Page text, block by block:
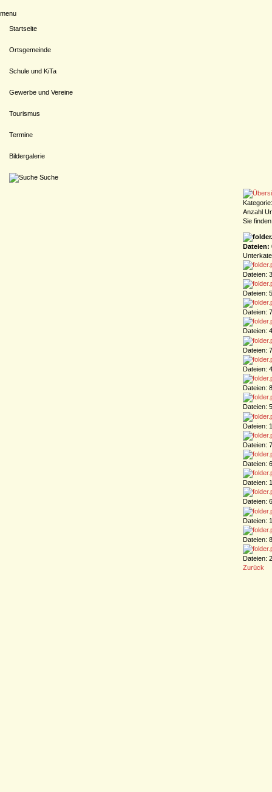
menu
Startseite
Ortsgemeinde
Schule und KiTa
Gewerbe und Vereine
Tourismus
Termine
Bildergalerie
Suche
Anzahl
Sie
Dateien:
Dateien: 3
Dateien: 5
Dateien: 7
Dateien: 4
Dateien: 7
Dateien: 4
Dateien: 8
Dateien: 5
Dateien:
Dateien: 7
Dateien: 6
Dateien:
Dateien: 6
Dateien:
Dateien: 8
Dateien: 2
Zurück